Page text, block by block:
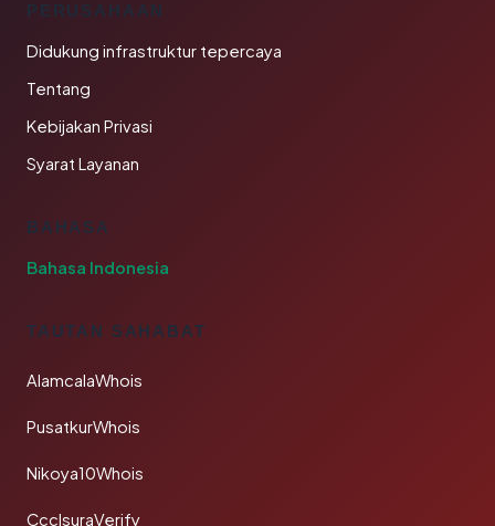
PERUSAHAAN
Didukung infrastruktur tepercaya
Tentang
Kebijakan Privasi
Syarat Layanan
BAHASA
Bahasa Indonesia
TAUTAN SAHABAT
AlamcalaWhois
PusatkurWhois
Nikoya10Whois
CcclsuraVerify